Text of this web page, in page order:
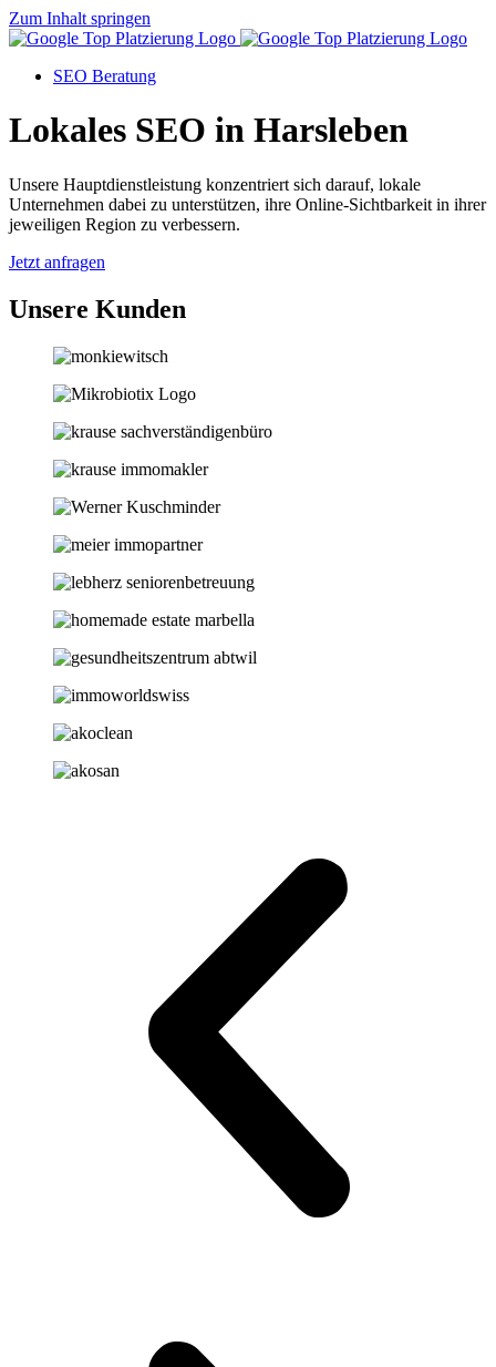
Zum Inhalt springen
SEO Beratung
Lokales SEO in Harsleben
Unsere Hauptdienstleistung konzentriert sich darauf, lokale
Unternehmen dabei zu unterstützen, ihre Online-Sichtbarkeit in ihrer
jeweiligen Region zu verbessern.
Jetzt anfragen
Unsere Kunden